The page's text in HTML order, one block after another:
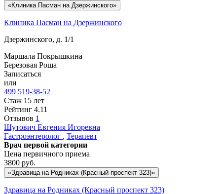
«Клиника Пасман на Дзержинского»
Клиника Пасман на Дзержинского
Дзержинского, д. 1/1
Маршала Покрышкина
Березовая Роща
Записаться
или
499 519-38-52
Стаж 15 лет
Рейтинг 4.11
Отзывов 1
Шутович Евгения Игоревна
Гастроэнтеролог , Терапевт
Врач первой категории
Цена первичного приема
3800 руб.
«Здравица на Родниках (Красный проспект 323)»
Здравица на Родниках (Красный проспект 323)